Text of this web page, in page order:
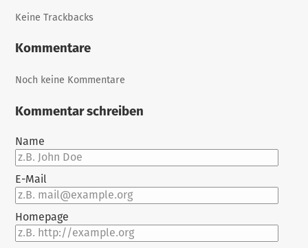
Keine Trackbacks
Kommentare
Noch keine Kommentare
Kommentar schreiben
Name
E-Mail
Homepage